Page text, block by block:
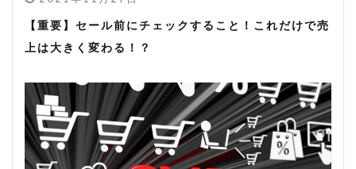
【重要】セール前にチェックすること！これだけで売
上は大きく変わる！？